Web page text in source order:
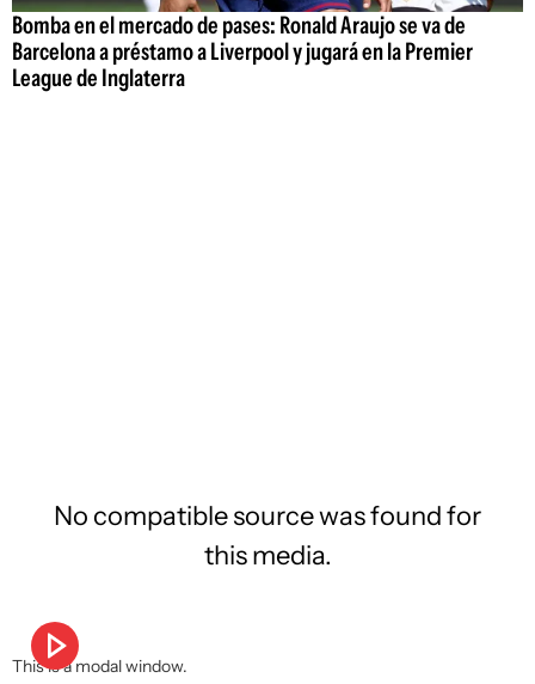
Bomba en el mercado de pases: Ronald Araujo se va de
Barcelona a préstamo a Liverpool y jugará en la Premier
League de Inglaterra
This is a modal window.
No compatible source was found for
this media.